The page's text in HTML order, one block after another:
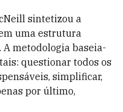
sintetizou a
uma estrutura
metodologia baseia-
questionar todos os
simplificar,
por último,